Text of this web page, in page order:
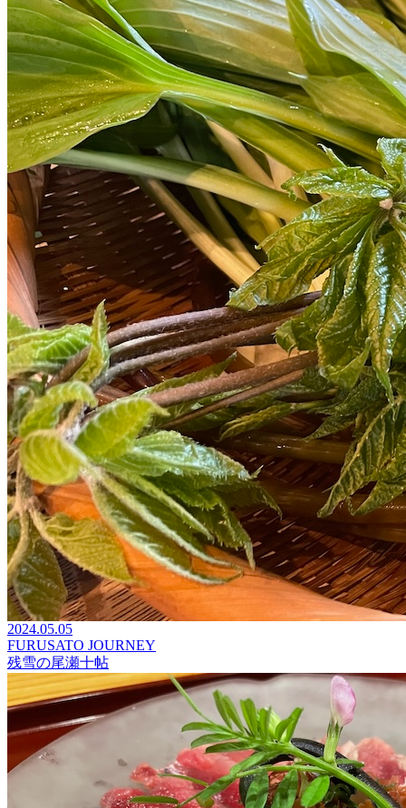
2024.05.05
FURUSATO JOURNEY
残雪の尾瀬十帖